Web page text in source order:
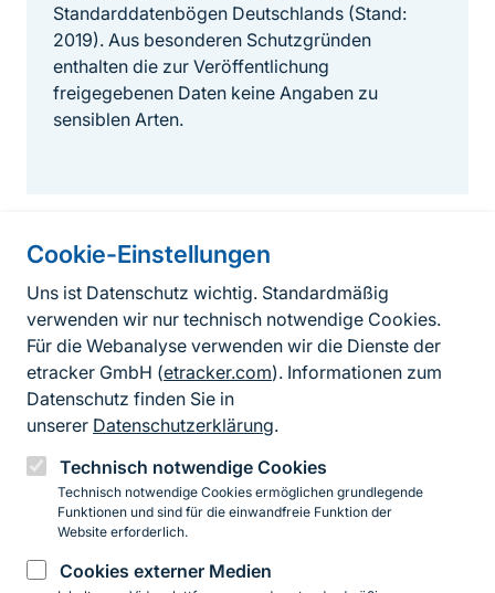
Cookie-Einstellungen
Uns ist Datenschutz wichtig. Standardmäßig
verwenden wir nur technisch notwendige Cookies.
Für die Webanalyse verwenden wir die Dienste der
etracker GmbH (etracker.com). Informationen zum
Datenschutz finden Sie in
unserer Datenschutzerklärung.
Technisch notwendige Cookies
Technisch notwendige Cookies ermöglichen grundlegende
Funktionen und sind für die einwandfreie Funktion der
Website erforderlich.
Cookies externer Medien
Standarddatenbögen Deutschlands (Stand:
2019). Aus besonderen Schutzgründen
enthalten die zur Veröffentlichung
freigegebenen Daten keine Angaben zu
sensiblen Arten.
Informationen zur Seite
FußzeileKontakt zum BfN
Kontaktformular
Erklärung zur Barrierefreiheit
Impressum
Datenschutz
InstagramFacebookYouTubeLinkedIn